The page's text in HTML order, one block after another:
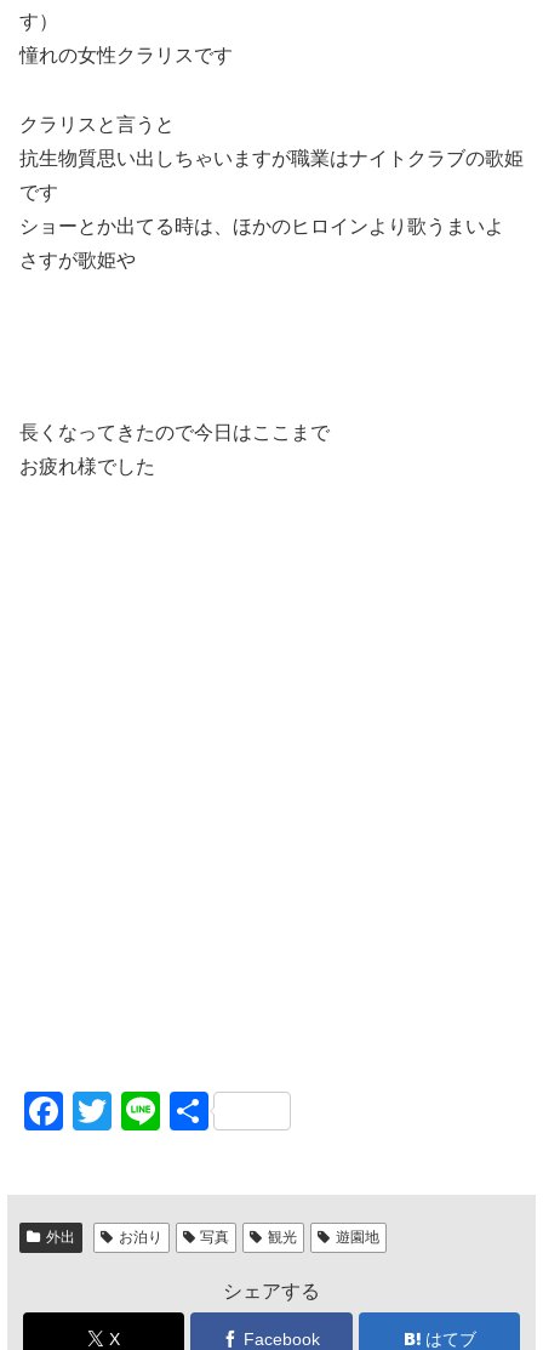
す）
憧れの女性クラリスです
クラリスと言うと
抗生物質思い出しちゃいますが職業はナイトクラブの歌姫
です
ショーとか出てる時は、ほかのヒロインより歌うまいよ
さすが歌姫や
長くなってきたので今日はここまで
お疲れ様でした
F
c
e
b
o
T
tt
er
Li
e
共
外出 お泊り 写真 観光 遊園地
シェアする
X Facebook はてブ